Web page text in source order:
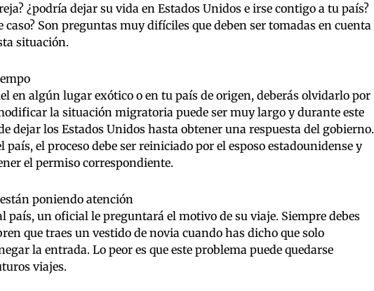
¿podría dejar su vida en Estados Unidos e irse contigo a tu país?
caso? Son preguntas muy difíciles que deben ser tomadas en cuenta
situación.
en algún lugar exótico o en tu país de origen, deberás olvidarlo por
la situación migratoria puede ser muy largo y durante este
dejar los Estados Unidos hasta obtener una respuesta del gobierno.
país, el proceso debe ser reiniciado por el esposo estadounidense y
el permiso correspondiente.
poniendo atención
país, un oficial le preguntará el motivo de su viaje. Siempre debes
que traes un vestido de novia cuando has dicho que solo
la entrada. Lo peor es que este problema puede quedarse
viajes.